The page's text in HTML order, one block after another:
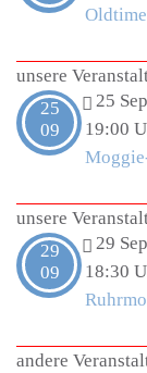
unsere
25
09
25
19:00
unsere
29
09
29
18:30
andere